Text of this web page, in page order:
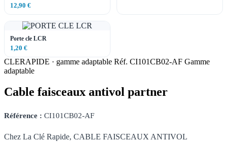
12,90 €
Porte cle LCR
1,20 €
CLERAPIDE · gamme adaptable Réf. CI101CB02-AF Gamme
adaptable
Cable faisceaux antivol partner
Référence : CI101CB02-AF
Chez La Clé Rapide, CABLE FAISCEAUX ANTIVOL